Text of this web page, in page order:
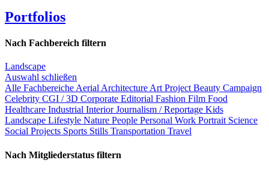
Portfolios
Nach Fachbereich filtern
Landscape
Auswahl schließen
Alle Fachbereiche Aerial Architecture Art Project Beauty Campaign
Celebrity CGI / 3D Corporate Editorial Fashion Film Food
Healthcare Industrial InteriorJournalism / Reportage Kids
Landscape Lifestyle Nature People Personal Work Portrait Science
Social Projects Sports Stills Transportation Travel
Nach Mitgliederstatus filtern